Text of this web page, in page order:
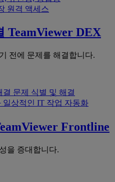
원격 액세스
TeamViewer DEX
전에 문제를 해결합니다.
결 문제 식별 및 해결
일상적인 IT 작업 자동화
Frontline
을 증대합니다.